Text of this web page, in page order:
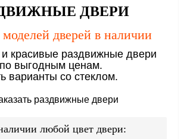
ДВЕРИ
дверей в наличии
красивые раздвижные двери
по выгодным ценам.
варианты со стеклом.
любой цвет двери: